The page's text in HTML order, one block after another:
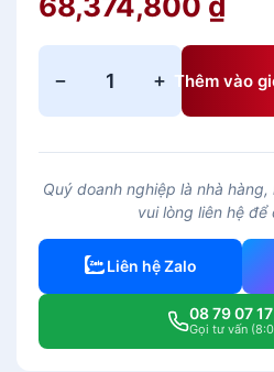
−
ộ
ă
Â
-
4
+ Thêm vào
Quý doanh nghiệp là nhà
vui lòng liên hệ
Liên hệ Zalo
08 79 07
Gọi tư vấn